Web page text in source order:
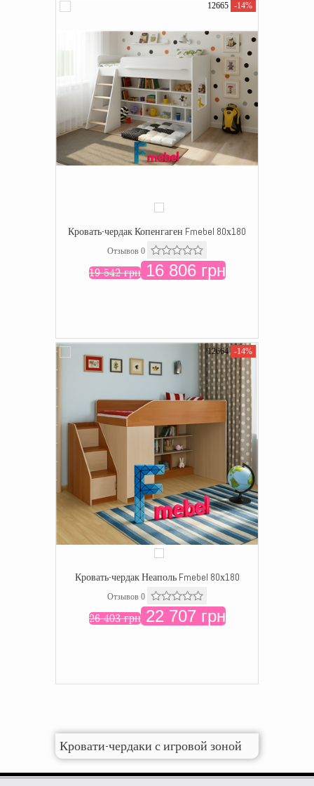
12665 -14%
Кровать-чердак Копенгаген Fmebel 80х180
Отзывов 0
19 542 грн16 806 грн
12664 -14%
Кровать-чердак Неаполь Fmebel 80х180
Отзывов 0
26 403 грн22 707 грн
Кровати-чердаки с игровой зоной